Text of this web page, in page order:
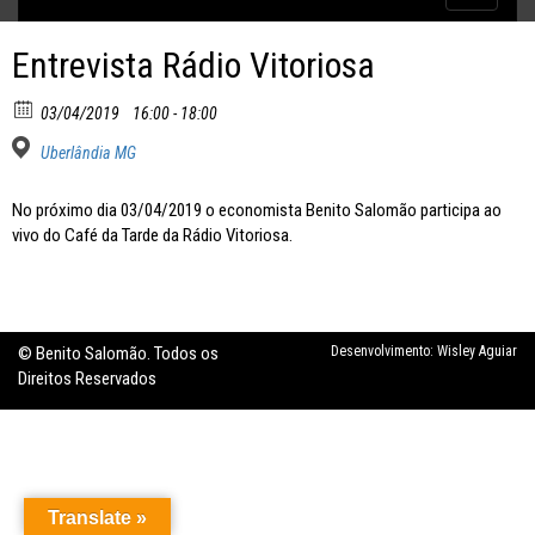
Entrevista Rádio Vitoriosa
03/04/2019 16:00 - 18:00
Uberlândia MG
No próximo dia 03/04/2019 o economista Benito Salomão participa ao
vivo do Café da Tarde da Rádio Vitoriosa.
© Benito Salomão. Todos os
Direitos Reservados
Desenvolvimento: Wisley Aguiar
Translate »